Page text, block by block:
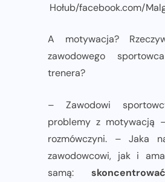
Hołub/facebook.com/
A motywacja?
zawodowego
trenera?
– Zawodowi
problemy z motywacją
rozmówczyni. – Jaka
zawodowcowi, jak i
samą: